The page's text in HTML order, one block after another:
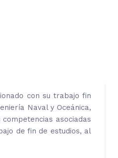
con su trabajo fin
Naval y Oceánica,
asociadas
de fin de estudios, al